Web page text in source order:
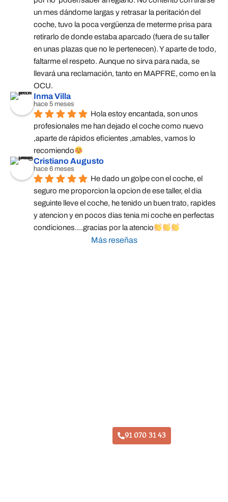
un mes dándome largas y retrasar la peritación del
coche, tuvo la poca vergüenza de meterme prisa para
retirarlo de donde estaba aparcado (fuera de su taller
en unas plazas que no le pertenecen). Y aparte de todo,
faltarme el respeto. Aunque no sirva para nada, se
llevará una reclamación, tanto en MAPFRE, como en la
OCU.
Inma Villa
hace 5 meses
Hola estoy encantada, son unos
profesionales me han dejado el coche como nuevo
,aparte de rápidos eficientes ,amables, vamos lo
recomiendo
Cristiano Augusto
hace 6 meses
He dado un golpe con el coche, el
seguro me proporcion la opcion de ese taller, el dia
seguinte lleve el coche, he tenido un buen trato, rapides
y atencion y en pocos dias tenia mi coche en perfectas
condiciones....gracias por la atencio
Más reseñas
91 070 31 43